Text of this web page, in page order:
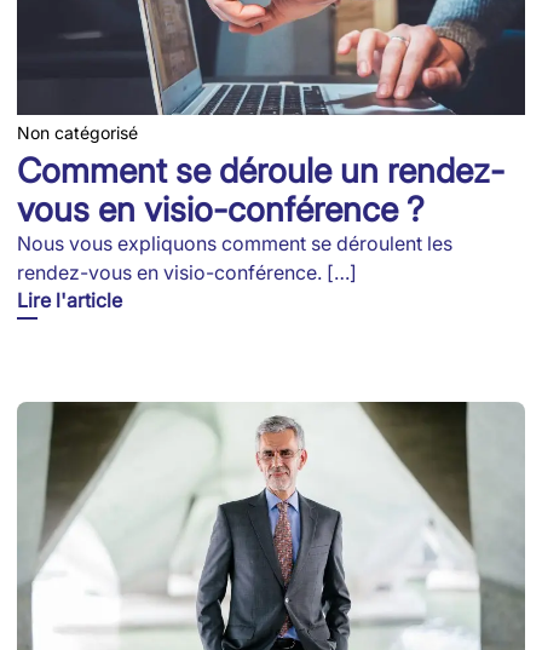
Non catégorisé
Comment se déroule un rendez-
vous en visio-conférence ?
Nous vous expliquons comment se déroulent les
rendez-vous en visio-conférence. […]
Lire l'article